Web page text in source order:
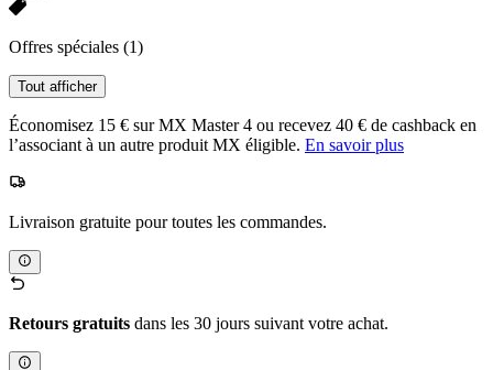
Offres spéciales (1)
Tout afficher
Économisez 15 € sur MX Master 4 ou recevez 40 € de cashback en
l’associant à un autre produit MX éligible. En savoir plus
Livraison gratuite pour toutes les commandes.
Retours gratuits dans les 30 jours suivant votre achat.